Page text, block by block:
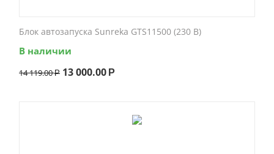
Блок автозапуска Sunreka GTS11500 (230 В)
В наличии
14 119.00 Р 13 000.00 Р